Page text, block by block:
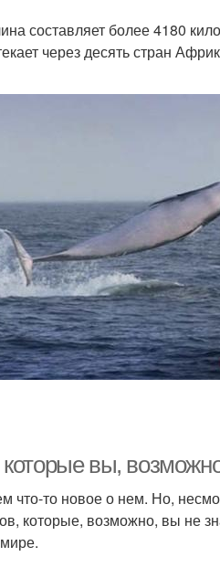
составляет более 4180
через десять стран
вы,
что-то новое о нем. Но,
которые, возможно, вы не